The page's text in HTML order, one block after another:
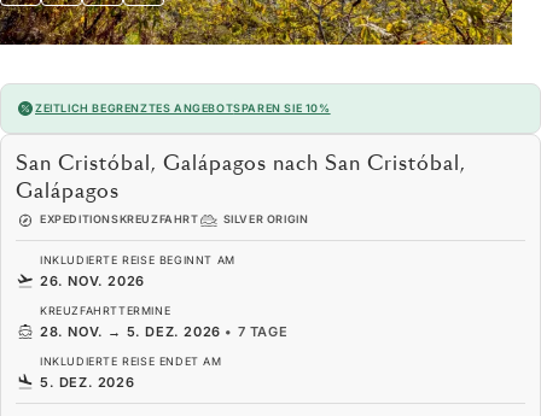
ZEITLICH BEGRENZTES ANGEBOTSPAREN SIE 10%
San Cristóbal, Galápagos nach San Cristóbal,
Galápagos
EXPEDITIONSKREUZFAHRT SILVER ORIGIN
INKLUDIERTE REISE BEGINNT AM
26. NOV. 2026
KREUZFAHRTTERMINE
28. NOV. → 5. DEZ. 2026 • 7 TAGE
INKLUDIERTE REISE ENDET AM
5. DEZ. 2026